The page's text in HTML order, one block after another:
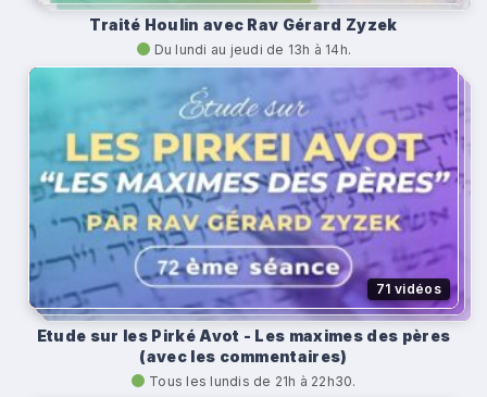
Traité Houlin avec Rav Gérard Zyzek
Du lundi au jeudi de 13h à 14h.
71 vidéos
Etude sur les Pirké Avot - Les maximes des pères
(avec les commentaires)
Tous les lundis de 21h à 22h30.